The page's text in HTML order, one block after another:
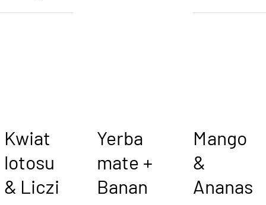
Kwiat
lotosu
& Liczi
Yerba
mate +
Banan
Mango
&
Ananas